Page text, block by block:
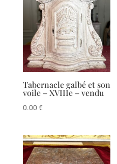
Tabernacle galbé et son
voile – XVIIIe – vendu
0.00 €